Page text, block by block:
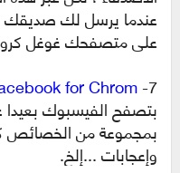
عندما يرسل لك صديقك
على متصفحك غوغل
7-
for Chrom
بتصفح الفيسبوك بعيدا
بمجموعة من الخصائص
وإعجابات ...إلخ.